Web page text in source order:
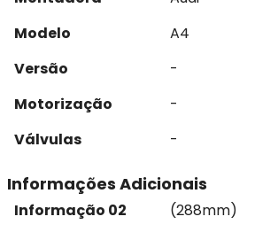
Modelo
A4
Versão
-
Motorização
-
Válvulas
-
Informações Adicionais
Informação 02 (288mm)